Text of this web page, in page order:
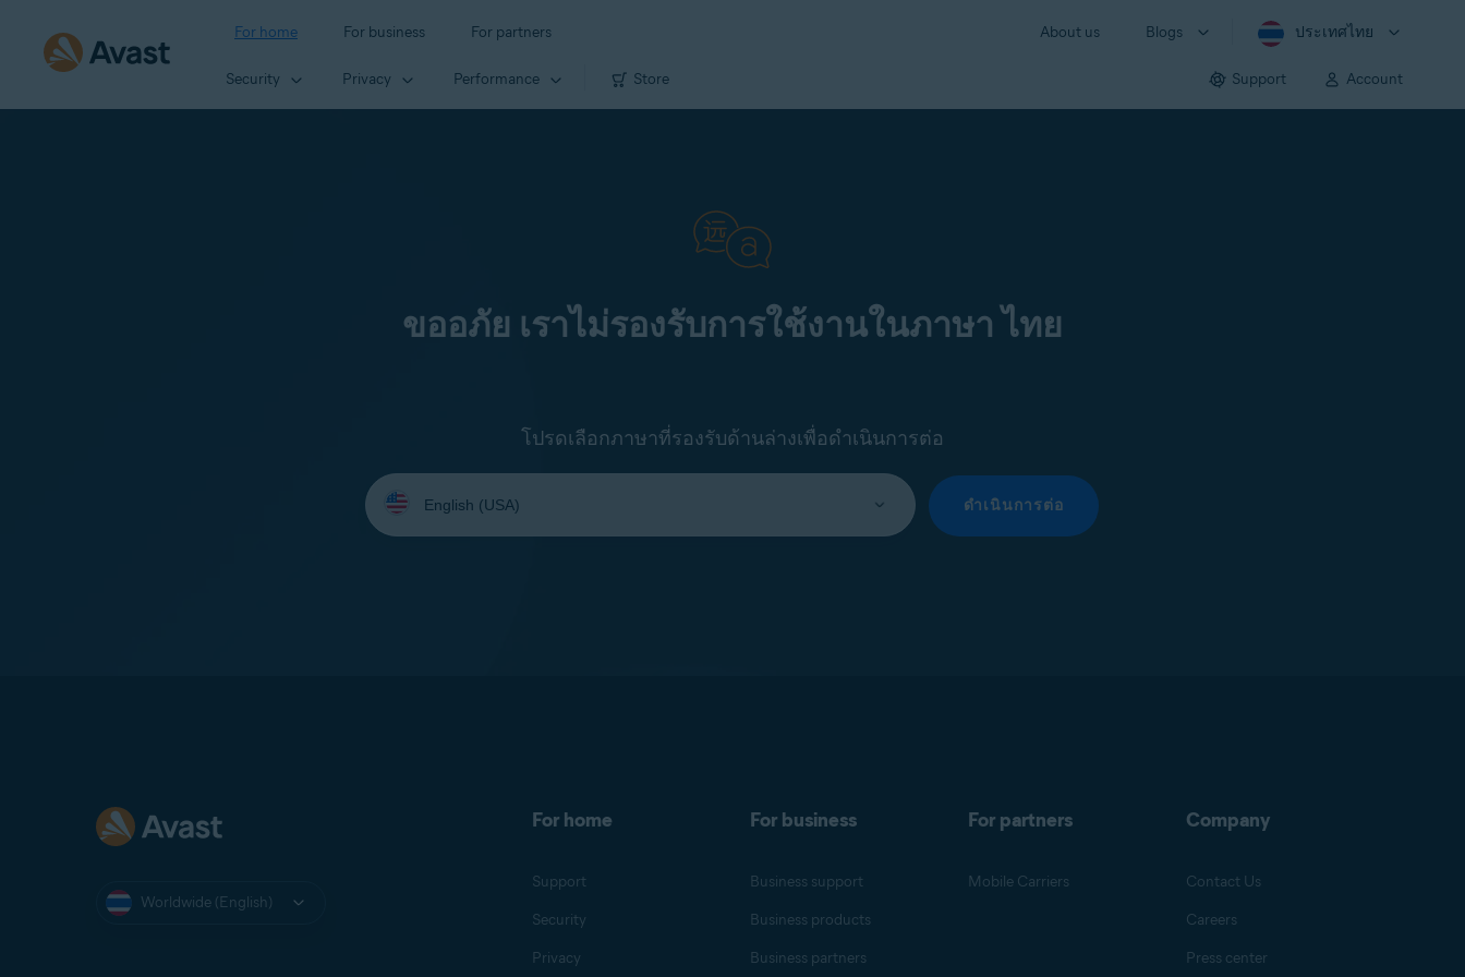
For home For business For partners About us Blogs ประเทศไทย
Security Privacy Performance Store Support Account
ขออภัย เราไม่รองรับการใช้งานในภาษา ไทย
โปรดเลือกภาษาที่รองรับด้านล่างเพื่อดำเนินการต่อ
Select
your
language:
ดำเนินการต่อ
Worldwide (English)
For home
Support
Security
Privacy
For business
Business support
Business products
Business partners
For partners
Mobile Carriers
Company
Contact Us
Careers
Press center